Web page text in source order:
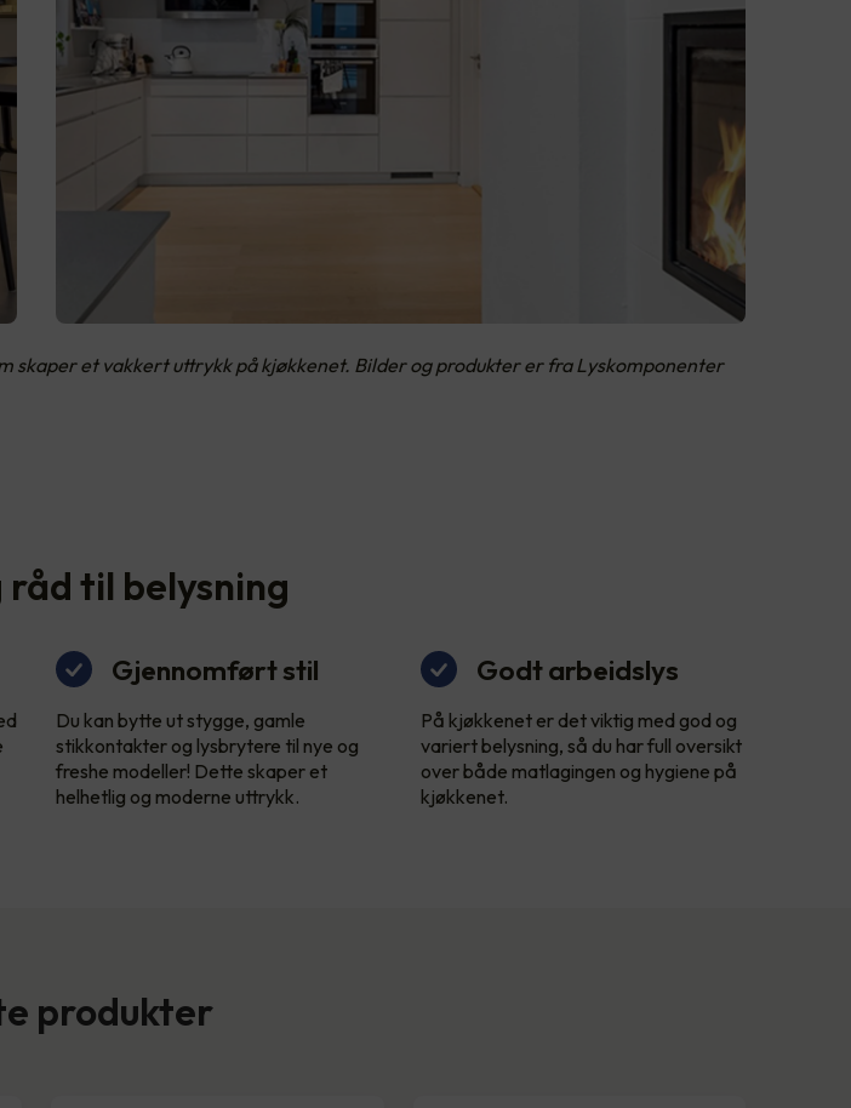
et vakkert uttrykk på kjøkkenet. Bilder og produkter er fra Lyskomponenter
råd til belysning
Gjennomført stil
Du kan bytte ut stygge, gamle
stikkontakter og lysbrytere til nye og
freshe modeller! Dette skaper et
helhetlig og moderne uttrykk.
Godt arbeidslys
På kjøkkenet er det viktig med god og
variert belysning, så du har full oversikt
over både matlagingen og hygiene på
kjøkkenet.
produkter